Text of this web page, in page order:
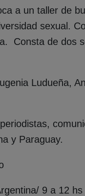
a un taller de
sexual.
Consta de dos
Ludueña,
y Paraguay.
9 a 12